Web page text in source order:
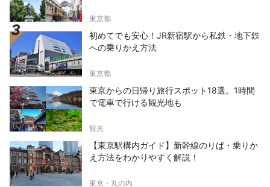
東京都
初めてでも安心！JR新宿駅から私鉄・地下鉄
への乗りかえ方法
東京都
東京からの日帰り旅行スポット18選。1時間
で電車で行ける観光地も
観光
【東京駅構内ガイド】新幹線のりば・乗りか
え方法をわかりやすく解説！
東京・丸の内